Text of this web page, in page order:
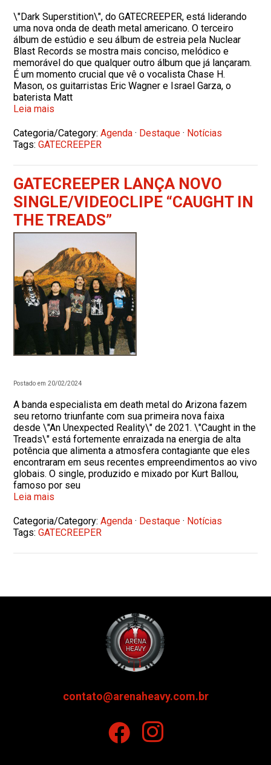
\"Dark Superstition\", do GATECREEPER, está liderando
uma nova onda de death metal americano. O terceiro
álbum de estúdio e seu álbum de estreia pela Nuclear
Blast Records se mostra mais conciso, melódico e
memorável do que qualquer outro álbum que já lançaram.
É um momento crucial que vê o vocalista Chase H.
Mason, os guitarristas Eric Wagner e Israel Garza, o
baterista Matt
Leia mais
Categoria/Category:Agenda · Destaque · Notícias
Tags:GATECREEPER
GATECREEPER LANÇA NOVO
SINGLE/VIDEOCLIPE “CAUGHT IN
THE TREADS”
Postado em 20/02/2024
A banda especialista em death metal do Arizona fazem
seu retorno triunfante com sua primeira nova faixa
desde \"An Unexpected Reality\" de 2021. \"Caught in the
Treads\" está fortemente enraizada na energia de alta
potência que alimenta a atmosfera contagiante que eles
encontraram em seus recentes empreendimentos ao vivo
globais. O single, produzido e mixado por Kurt Ballou,
famoso por seu
Leia mais
Categoria/Category:Agenda · Destaque · Notícias
Tags:GATECREEPER
contato@arenaheavy.com.br